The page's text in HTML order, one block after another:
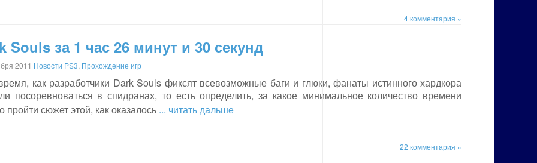
4 комментария »
Souls за 1 час 26 минут и 30 секунд
2011 Новости PS3, Прохождение игр
как разработчики Dark Souls фиксят всевозможные баги и глюки, фанаты истинного хардкора
посоревноваться в спидранах, то есть определить, за какое минимальное количество времени
пройти сюжет этой, как оказалось ... читать дальше
22 комментария »